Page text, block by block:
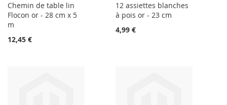
Chemin de table lin
Flocon or - 28 cm x 5
m
12,45 €
12 assiettes blanches
à pois or - 23 cm
4,99 €